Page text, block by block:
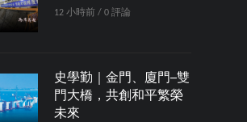
12 小時前 / 0 評論
史學勤｜金門、廈門─雙
門大橋，共創和平繁榮
未來